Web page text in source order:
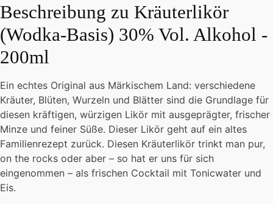
30%
Vol.
Alkohol
-
Menge
Beschreibung zu Kräuterlikör
(Wodka-Basis) 30% Vol. Alkohol -
200ml
Ein echtes Original aus Märkischem Land: verschiedene
Kräuter, Blüten, Wurzeln und Blätter sind die Grundlage für
diesen kräftigen, würzigen Likör mit ausgeprägter, frischer
Minze und feiner Süße. Dieser Likör geht auf ein altes
Familienrezept zurück. Diesen Kräuterlikör trinkt man pur,
on the rocks oder aber – so hat er uns für sich
eingenommen – als frischen Cocktail mit Tonicwater und
Eis.